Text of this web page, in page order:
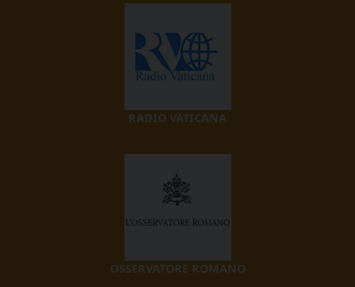
RADIO VATICANA
OSSERVATORE ROMANO